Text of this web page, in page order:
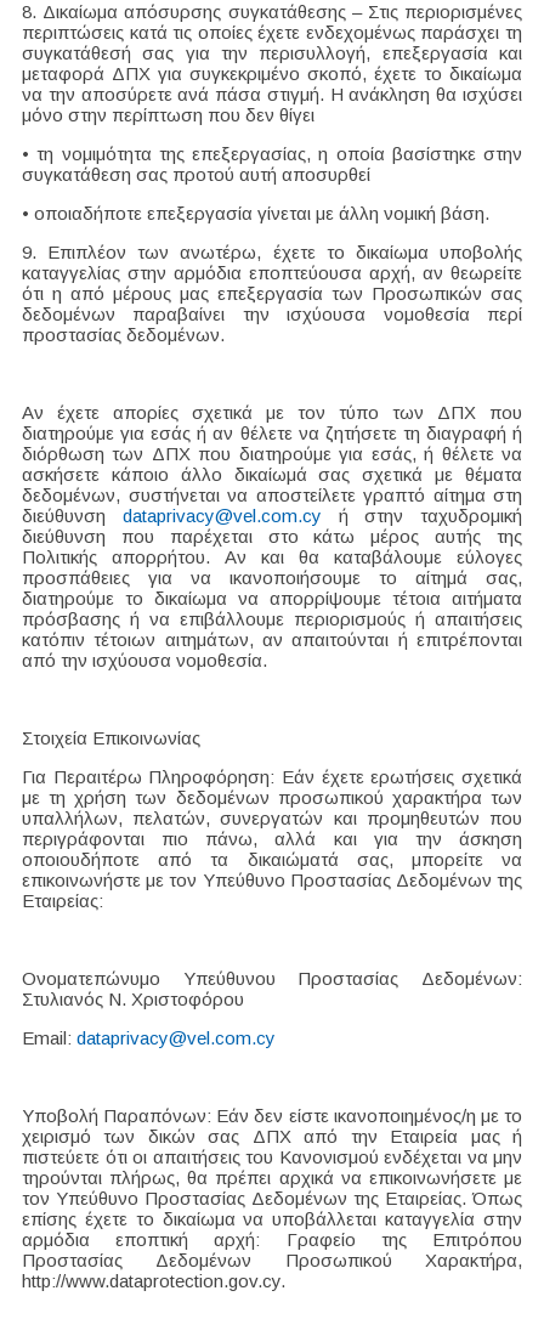
8. Δικαίωμα απόσυρσης συγκατάθεσης – Στις περιορισμένες
περιπτώσεις κατά τις οποίες έχετε ενδεχομένως παράσχει τη
συγκατάθεσή σας για την περισυλλογή, επεξεργασία και
μεταφορά ΔΠΧ για συγκεκριμένο σκοπό, έχετε το δικαίωμα
να την αποσύρετε ανά πάσα στιγμή. Η ανάκληση θα ισχύσει
μόνο στην περίπτωση που δεν θίγει
• τη νομιμότητα της επεξεργασίας, η οποία βασίστηκε στην
συγκατάθεση σας προτού αυτή αποσυρθεί
• οποιαδήποτε επεξεργασία γίνεται με άλλη νομική βάση.
9. Επιπλέον των ανωτέρω, έχετε το δικαίωμα υποβολής
καταγγελίας στην αρμόδια εποπτεύουσα αρχή, αν θεωρείτε
ότι η από μέρους μας επεξεργασία των Προσωπικών σας
δεδομένων παραβαίνει την ισχύουσα νομοθεσία περί
προστασίας δεδομένων.
Αν έχετε απορίες σχετικά με τον τύπο των ΔΠΧ που
διατηρούμε για εσάς ή αν θέλετε να ζητήσετε τη διαγραφή ή
διόρθωση των ΔΠΧ που διατηρούμε για εσάς, ή θέλετε να
ασκήσετε κάποιο άλλο δικαίωμά σας σχετικά με θέματα
δεδομένων, συστήνεται να αποστείλετε γραπτό αίτημα στη
διεύθυνση dataprivacy@vel.com.cy ή στην ταχυδρομική
διεύθυνση που παρέχεται στο κάτω μέρος αυτής της
Πολιτικής απορρήτου. Αν και θα καταβάλουμε εύλογες
προσπάθειες για να ικανοποιήσουμε το αίτημά σας,
διατηρούμε το δικαίωμα να απορρίψουμε τέτοια αιτήματα
πρόσβασης ή να επιβάλλουμε περιορισμούς ή απαιτήσεις
κατόπιν τέτοιων αιτημάτων, αν απαιτούνται ή επιτρέπονται
από την ισχύουσα νομοθεσία.
Στοιχεία Επικοινωνίας
Για Περαιτέρω Πληροφόρηση: Εάν έχετε ερωτήσεις σχετικά
με τη χρήση των δεδομένων προσωπικού χαρακτήρα των
υπαλλήλων, πελατών, συνεργατών και προμηθευτών που
περιγράφονται πιο πάνω, αλλά και για την άσκηση
οποιουδήποτε από τα δικαιώματά σας, μπορείτε να
επικοινωνήστε με τον Υπεύθυνο Προστασίας Δεδομένων της
Εταιρείας:
Ονοματεπώνυμο Υπεύθυνου Προστασίας Δεδομένων:
Στυλιανός Ν. Χριστοφόρου
Εmail: dataprivacy@vel.com.cy
Υποβολή Παραπόνων: Εάν δεν είστε ικανοποιημένος/η με το
χειρισμό των δικών σας ΔΠΧ από την Εταιρεία μας ή
πιστεύετε ότι οι απαιτήσεις του Κανονισμού ενδέχεται να μην
τηρούνται πλήρως, θα πρέπει αρχικά να επικοινωνήσετε με
τον Υπεύθυνο Προστασίας Δεδομένων της Εταιρείας. Όπως
επίσης έχετε το δικαίωμα να υποβάλλεται καταγγελία στην
αρμόδια εποπτική αρχή: Γραφείο της Επιτρόπου
Προστασίας Δεδομένων Προσωπικού Χαρακτήρα,
http://www.dataprotection.gov.cy.